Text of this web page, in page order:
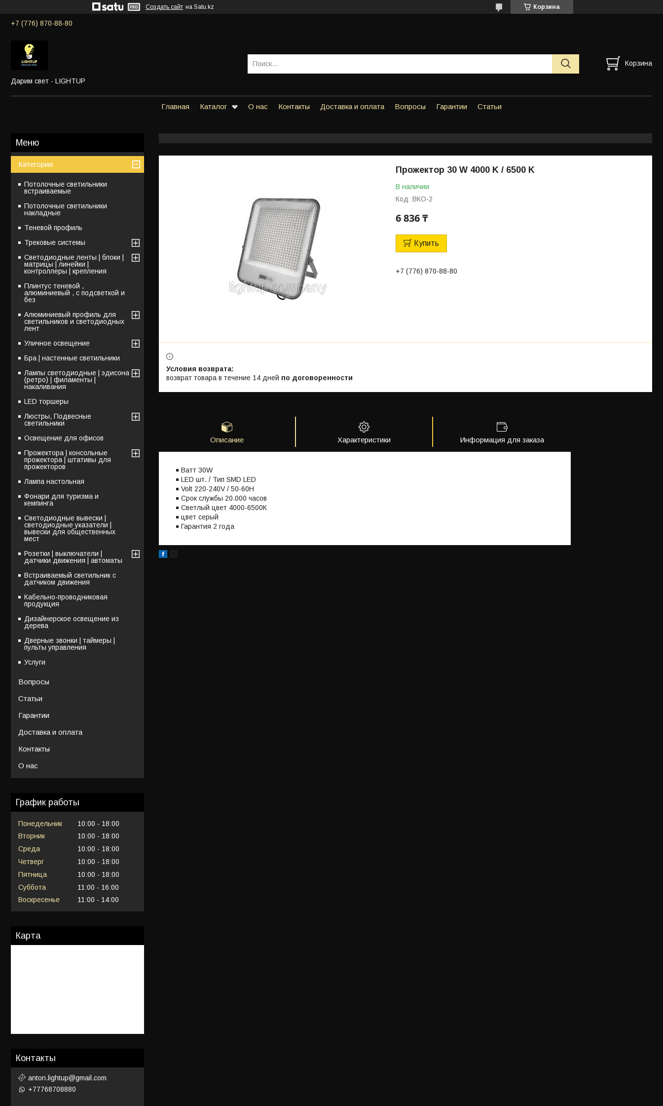
Создать сайт на Satu.kz Корзина
+7 (776) 870-88-80
Дарим свет - LIGHTUP
Корзина
Главная Каталог О нас Контакты Доставка и оплата Вопросы Гарантии Статьи
Прожектор 30 W 4000 K / 6500 K
В наличии
Код: ВКО-2
6 836 ₸
Купить
+7 (776) 870-88-80
возврат товара в течение 14 дней по договоренности
Описание Характеристики Информация для заказа
Bатт 30W
LED шт. / Тип SMD LED
Volt 220-240V / 50-60H
Срок службы 20.000 часов
Светлый цвет 4000-6500К
цвет серый
Гарантия 2 года
Категории
Потолочные светильники
встраиваемые
Потолочные светильники
накладные
Теневой профиль
Трековые системы
Светодиодные ленты | блоки |
матрицы | линейки |
контроллеры | крепления
Плинтус теневой ,
алюминиевый , с подсветкой и
без
Алюминиевый профиль для
светильников и светодиодных
лент
Уличное освещение
Бра | настенные светильники
Лампы светодиодные | эдисона
(ретро) | филаменты |
накаливания
LED торшеры
Люстры, Подвесные
светильники
Освещение для офисов
Прожектора | консольные
прожектора | штативы для
прожекторов
Лампа настольная
Фонари для туризма и
кемпинга
Светодиодные вывески |
светодиодные указатели |
вывески для общественных
мест
Розетки | выключатели |
датчики движения | автоматы
Встраиваемый светильник с
датчиком движения
Кабельно-проводниковая
продукция
Дизайнерское освещение из
дерева
Дверные звонки | таймеры |
пульты управления
Услуги
Вопросы
Статьи
Гарантии
Доставка и оплата
Контакты
О нас
График работы
Понедельник 10:00
18:00
Вторник
10:00
18:00
Среда
10:00
18:00
Четверг
10:00
18:00
Пятница
10:00
18:00
Суббота
11:00
16:00
Воскресенье
11:00 14:00
Карта
Контакты
anton.lightup@gmail.com
+77768708880